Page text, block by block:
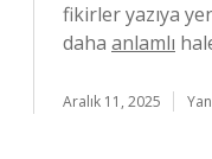
fikirler yazıya
daha anlamlı
Aralık 11, 2025